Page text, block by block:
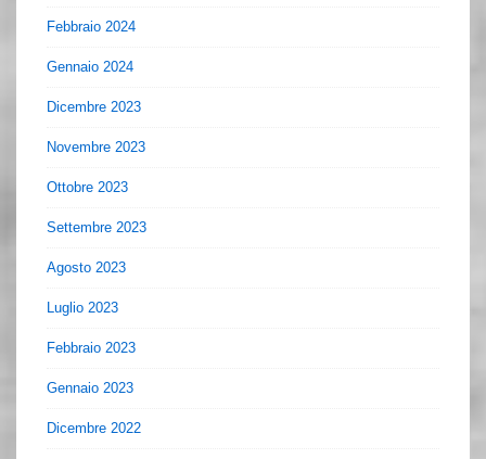
Febbraio 2024
Gennaio 2024
Dicembre 2023
Novembre 2023
Ottobre 2023
Settembre 2023
Agosto 2023
Luglio 2023
Febbraio 2023
Gennaio 2023
Dicembre 2022